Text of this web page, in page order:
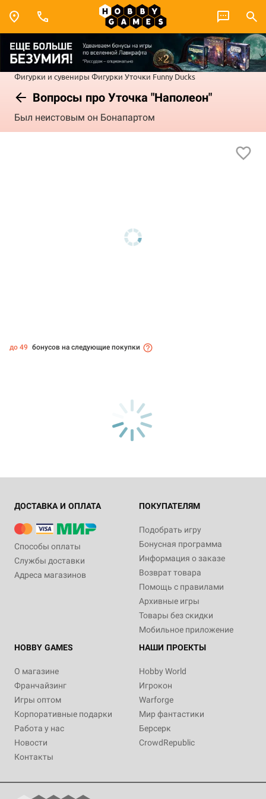
Фигурки и сувениры Фигурки Уточки Funny Ducks
Вопросы про Уточка "Наполеон"
Был неистовым он Бонапартом
до 49 бонусов на следующие покупки
ДОСТАВКА И ОПЛАТА
Способы оплаты
Службы доставки
Адреса магазинов
ПОКУПАТЕЛЯМ
Подобрать игру
Бонусная программа
Информация о заказе
Возврат товара
Помощь с правилами
Архивные игры
Товары без скидки
Мобильное приложение
HOBBY GAMES
О магазине
Франчайзинг
Игры оптом
Корпоративные подарки
Работа у нас
Новости
Контакты
НАШИ ПРОЕКТЫ
Hobby World
Игрокон
Warforge
Мир фантастики
Берсерк
CrowdRepublic